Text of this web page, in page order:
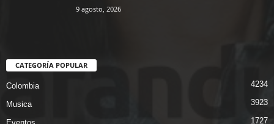
9 agosto, 2026
CATEGORÍA POPULAR
Colombia 4234
Musica 3923
1727